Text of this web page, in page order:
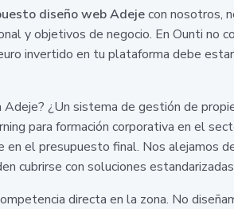
diseño web Adejecon nosotros,
y objetivos de negocio. En Ounti no
invertido en tu plataforma debe
¿Un sistema de gestión de
para formación corporativa en el
en el presupuesto final. Nos alejamos
cubrirse con soluciones
directa en la zona. No